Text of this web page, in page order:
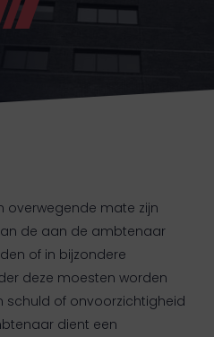
overwegende mate zijn
de aan de ambtenaar
of in bijzondere
deze moesten worden
schuld of onvoorzichtigheid
dient een